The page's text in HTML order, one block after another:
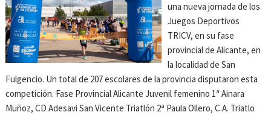
una nueva jornada de los
Juegos Deportivos
TRICV, en su fase
provincial de Alicante, en
la localidad de San
Fulgencio. Un total de 207 escolares de la provincia disputaron esta
competición. Fase Provincial Alicante Juvenil femenino 1ª Ainara
Muñoz, CD Adesavi San Vicente Triatlón 2ª Paula Ollero, C.A. Triatlo